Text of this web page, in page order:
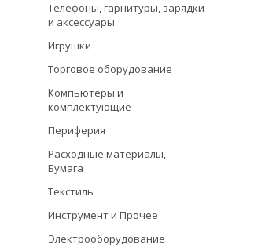
Телефоны, гарнитуры, зарядки
и аксессуары
Игрушки
Торговое оборудование
Компьютеры и
комплектующие
Периферия
Расходные материалы,
Бумага
Текстиль
Инструмент и Прочее
Электрооборудование